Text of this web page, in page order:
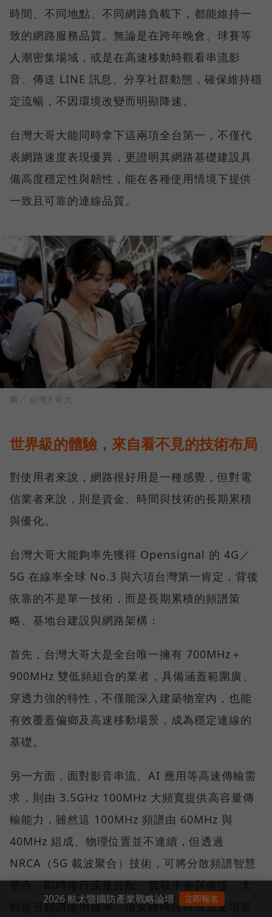
時間、不同地點、不同網路負載下，都能維持一
致的網路服務品質。無論是在跨年晚會、球賽等
人潮密集場域，或是在高速移動時觀看串流影
音、傳送 LINE 訊息、分享社群動態，確保維持穩
定流暢，不因環境改變而明顯降速。
台灣大哥大能同時拿下這兩項全台第一，不僅代
表網路速度表現優異，更證明其網路基礎建設具
備高度穩定性與韌性，能在各種使用情境下提供
一致且可靠的連線品質。
圖／ 台灣大哥大
世界級的體驗，來自看不見的技術布局
對使用者來說，網路很好用是一種感覺，但對電
信業者來說，則是資金、時間與技術的長期累積
與優化。
台灣大哥大能夠率先獲得 Opensignal 的 4G／
5G 在線率全球 No.3 與六項台灣第一肯定，背後
依靠的不是單一技術，而是長期累積的頻譜策
略、基地台建設與網路架構：
首先，台灣大哥大是全台唯一擁有 700MHz＋
900MHz 雙低頻組合的業者，具備涵蓋範圍廣、
穿透力強的特性，不僅能深入建築物室內，也能
有效覆蓋偏鄉及高速移動場景，成為穩定連線的
基礎。
另一方面，面對影音串流、AI 應用等高速傳輸需
求，則由 3.5GHz 100MHz 大頻寬提供高容量傳
輸能力，雖然這 100MHz 頻譜由 60MHz 與
40MHz 組成、物理位置並不連續，但透過
NRCA（5G 載波聚合）技術，可將分散頻譜智慧
整合，即時進行流量分配、負載平衡與備援，大
幅提升頻譜使用效率，讓尖峰時段與高流量場景
2026 航太暨國防產業戰略論壇 立即報名